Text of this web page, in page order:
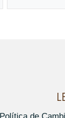
Política de